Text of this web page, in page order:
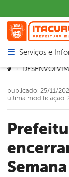
Abrir menu
Serviços e
Você está aqui:
>
Prefeitura Municipal realiza
publicado: 25/11/
última modificação: